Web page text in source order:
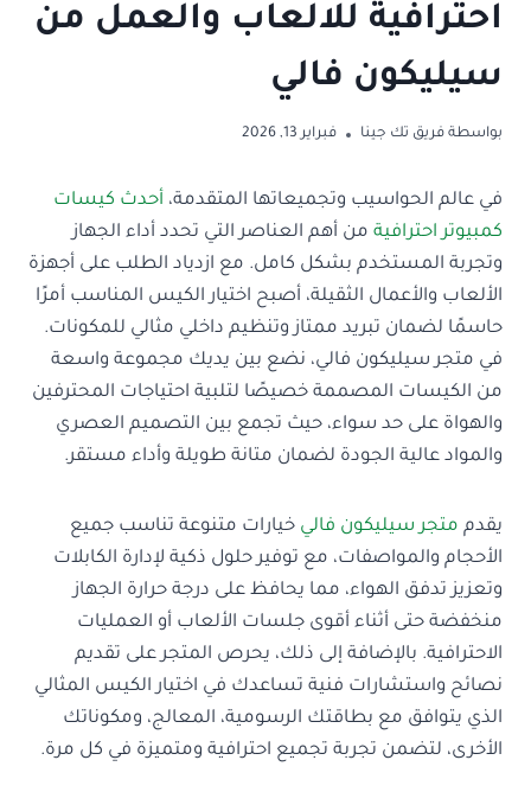
احترافية للالعاب والعمل من
سيليكون فالي
بواسطة فريق تك جينا فبراير 13, 2026
في عالم الحواسيب وتجميعاتها المتقدمة، أحدث كيسات
كمبيوتر احترافية من أهم العناصر التي تحدد أداء الجهاز
وتجربة المستخدم بشكل كامل. مع ازدياد الطلب على أجهزة
الألعاب والأعمال الثقيلة، أصبح اختيار الكيس المناسب أمرًا
حاسمًا لضمان تبريد ممتاز وتنظيم داخلي مثالي للمكونات.
في متجر سيليكون فالي، نضع بين يديك مجموعة واسعة
من الكيسات المصممة خصيصًا لتلبية احتياجات المحترفين
والهواة على حد سواء، حيث تجمع بين التصميم العصري
والمواد عالية الجودة لضمان متانة طويلة وأداء مستقر.
يقدم متجر سيليكون فالي خيارات متنوعة تناسب جميع
الأحجام والمواصفات، مع توفير حلول ذكية لإدارة الكابلات
وتعزيز تدفق الهواء، مما يحافظ على درجة حرارة الجهاز
منخفضة حتى أثناء أقوى جلسات الألعاب أو العمليات
الاحترافية. بالإضافة إلى ذلك، يحرص المتجر على تقديم
نصائح واستشارات فنية تساعدك في اختيار الكيس المثالي
الذي يتوافق مع بطاقتك الرسومية، المعالج، ومكوناتك
الأخرى، لتضمن تجربة تجميع احترافية ومتميزة في كل مرة.